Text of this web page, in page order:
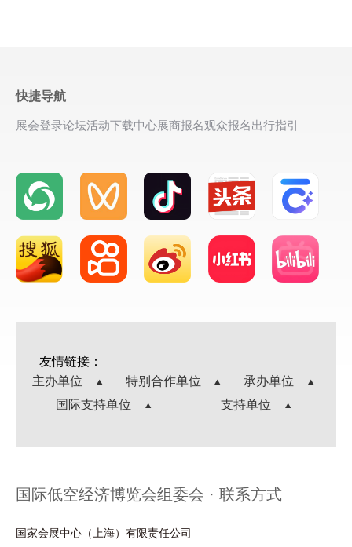
快捷导航
展会登录论坛活动下载中心展商报名观众报名出行指引
友情链接：
主办单位
特别合作单位
承办单位
国际支持单位
支持单位
国际低空经济博览会组委会 · 联系方式
国家会展中心（上海）有限责任公司